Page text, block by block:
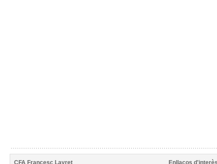
CFA Francesc Layret Enllaços